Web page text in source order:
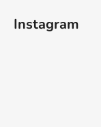
Instagram